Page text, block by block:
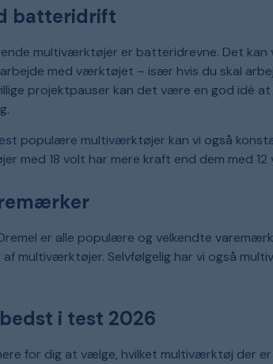
batteridrift
multiværktøjer er batteridrevne. Det
arbejde med værktøjet – især hvis du skal
projektpauser kan det være en god idé
populære multiværktøjer kan vi også
med 18 volt har mere kraft end dem med 12
er alle populære og velkendte
af multiværktøjer. Selvfølgelig har vi også
i test 2026
for dig at vælge, hvilket multiværktøj der